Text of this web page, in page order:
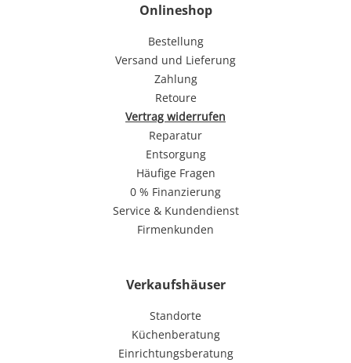
Onlineshop
Bestellung
Versand und Lieferung
Zahlung
Retoure
Vertrag widerrufen
Reparatur
Entsorgung
Häufige Fragen
0 % Finanzierung
Service & Kundendienst
Firmenkunden
Verkaufshäuser
Standorte
Küchenberatung
Einrichtungsberatung